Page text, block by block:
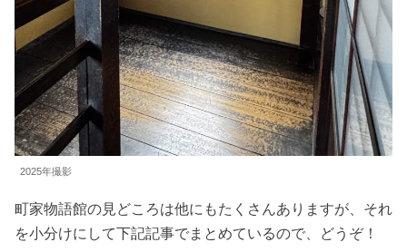
2025年撮影
町家物語館の見どころは他にもたくさんありますが、それ
を小分けにして下記記事でまとめているので、どうぞ！